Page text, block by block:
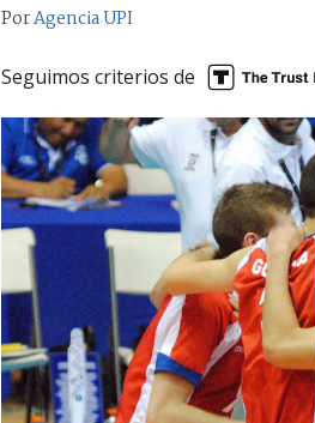
PorAgencia UPI
Seguimos criterios de